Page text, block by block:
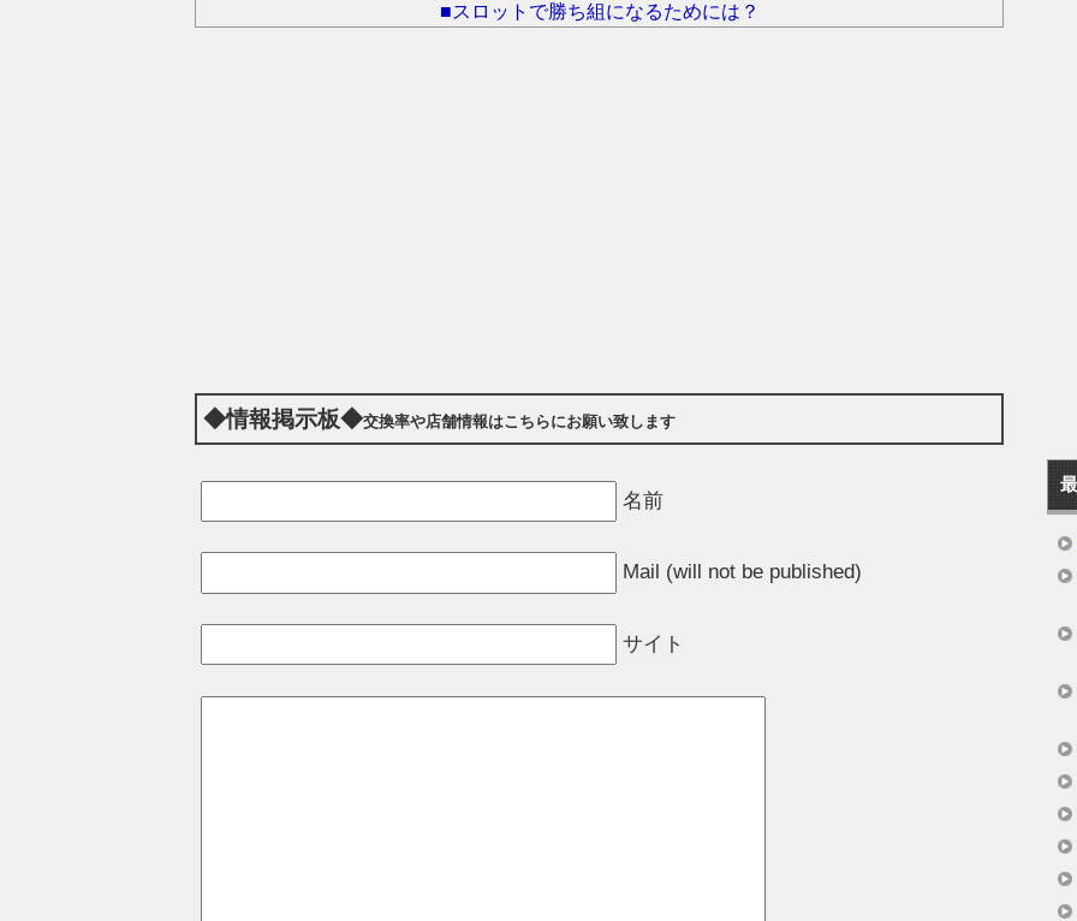
■スロットで勝ち組になるためには？
◆情報掲示板◆交換率や店舗情報はこちらにお願い致します
名前
Mail (will not be published)
サイト